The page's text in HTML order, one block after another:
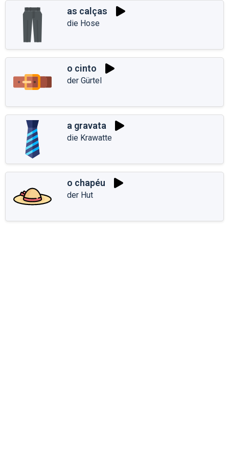
as calças
die Hose
o cinto
der Gürtel
a gravata
die Krawatte
o chapéu
der Hut